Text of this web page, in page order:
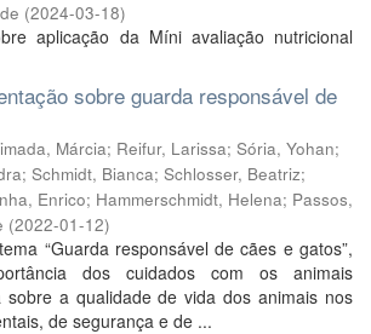
(2024-03-18)
aplicação da Míni avaliação nutricional
sobre guarda responsável de
Márcia; Reifur, Larissa; Sória, Yohan;
; Schmidt, Bianca; Schlosser, Beatriz;
Enrico; Hammerschmidt, Helena; Passos,
(2022-01-12)
“Guarda responsável de cães e gatos”,
dos cuidados com os animais
sobre a qualidade de vida dos animais nos
de segurança e de ...